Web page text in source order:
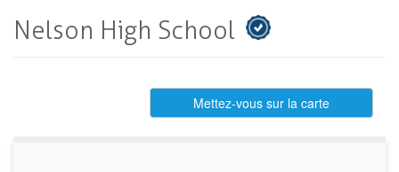
Nelson High School
Mettez-vous sur la carte